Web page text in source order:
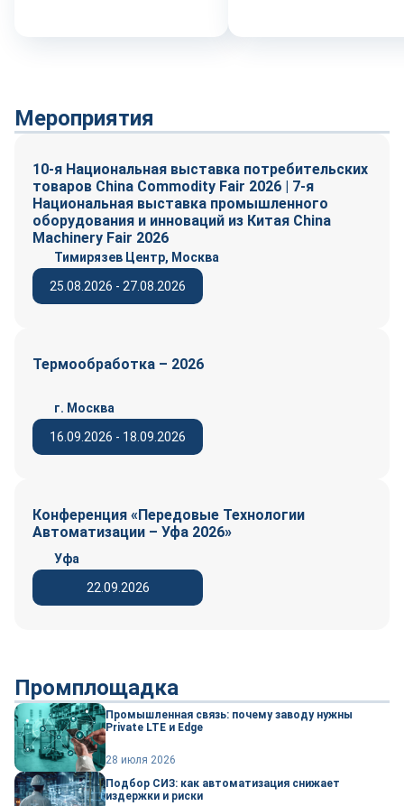
Мероприятия
10-я Национальная выставка потребительских
товаров China Commodity Fair 2026 | 7-я
Национальная выставка промышленного
оборудования и инноваций из Китая China
Machinery Fair 2026
25.08.2026 - 27.08.2026
Тимирязев Центр, Москва
Термообработка – 2026
16.09.2026 - 18.09.2026
г. Москва
Конференция «Передовые Технологии
Автоматизации – Уфа 2026»
22.09.2026
Уфа
Промплощадка
Промышленная связь: почему заводу нужны
Private LTE и Edge
28 июля 2026
Подбор СИЗ: как автоматизация снижает
издержки и риски